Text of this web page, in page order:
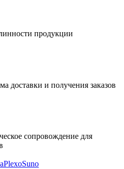
продукции
доставки и получения заказов
сопровождение для
PlexoSuno